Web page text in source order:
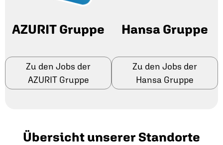
AZURIT Gruppe
Zu den Jobs der
AZURIT Gruppe
Hansa Gruppe
Zu den Jobs der
Hansa Gruppe
Übersicht unserer Standorte